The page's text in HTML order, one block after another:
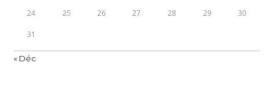
24 25 26 27 28 29 30
31
« Déc